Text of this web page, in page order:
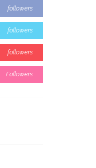
followers
followers
followers
Followers